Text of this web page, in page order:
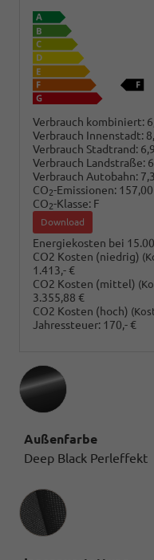
Verbrauch kombiniert:
Verbrauch Innenstadt:
Verbrauch Stadtrand:
Verbrauch Landstraße:
Verbrauch Autobahn:
CO2-Emissionen:
CO2-Klasse: F
Download
Energiekosten bei
CO2 Kosten (niedrig)
1.413,- €
CO2 Kosten (mittel)
3.355,88 €
CO2 Kosten (hoch)
Jahressteuer: 170,- €
Außenfarbe
Deep Black Perleffekt
Innenausstattung